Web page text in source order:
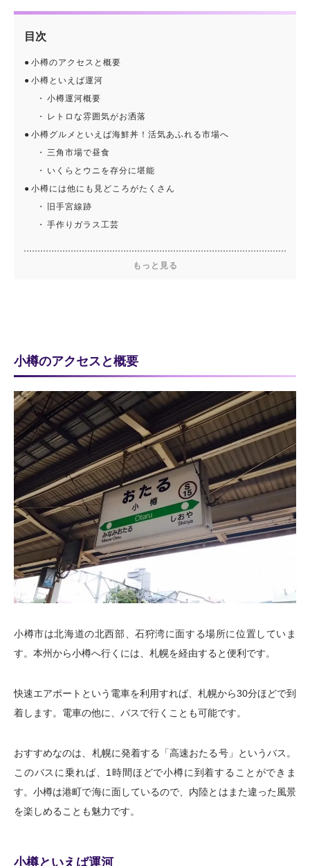
目次
小樽のアクセスと概要
小樽といえば運河
小樽運河概要
レトロな雰囲気がお洒落
小樽グルメといえば海鮮丼！活気あふれる市場へ
三角市場で昼食
いくらとウニを存分に堪能
小樽には他にも見どころがたくさん
旧手宮線跡
手作りガラス工芸
もっと見る
小樽のアクセスと概要
小樽市は北海道の北西部、石狩湾に面する場所に位置していま
す。本州から小樽へ行くには、札幌を経由すると便利です。
快速エアポートという電車を利用すれば、札幌から30分ほどで到
着します。電車の他に、バスで行くことも可能です。
おすすめなのは、札幌に発着する「高速おたる号」というバス。
このバスに乗れば、1時間ほどで小樽に到着することができま
す。小樽は港町で海に面しているので、内陸とはまた違った風景
を楽しめることも魅力です。
小樽といえば運河